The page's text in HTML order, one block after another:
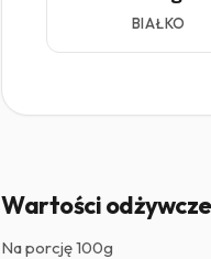
BIAŁKO
Wartości
Na porcję100g